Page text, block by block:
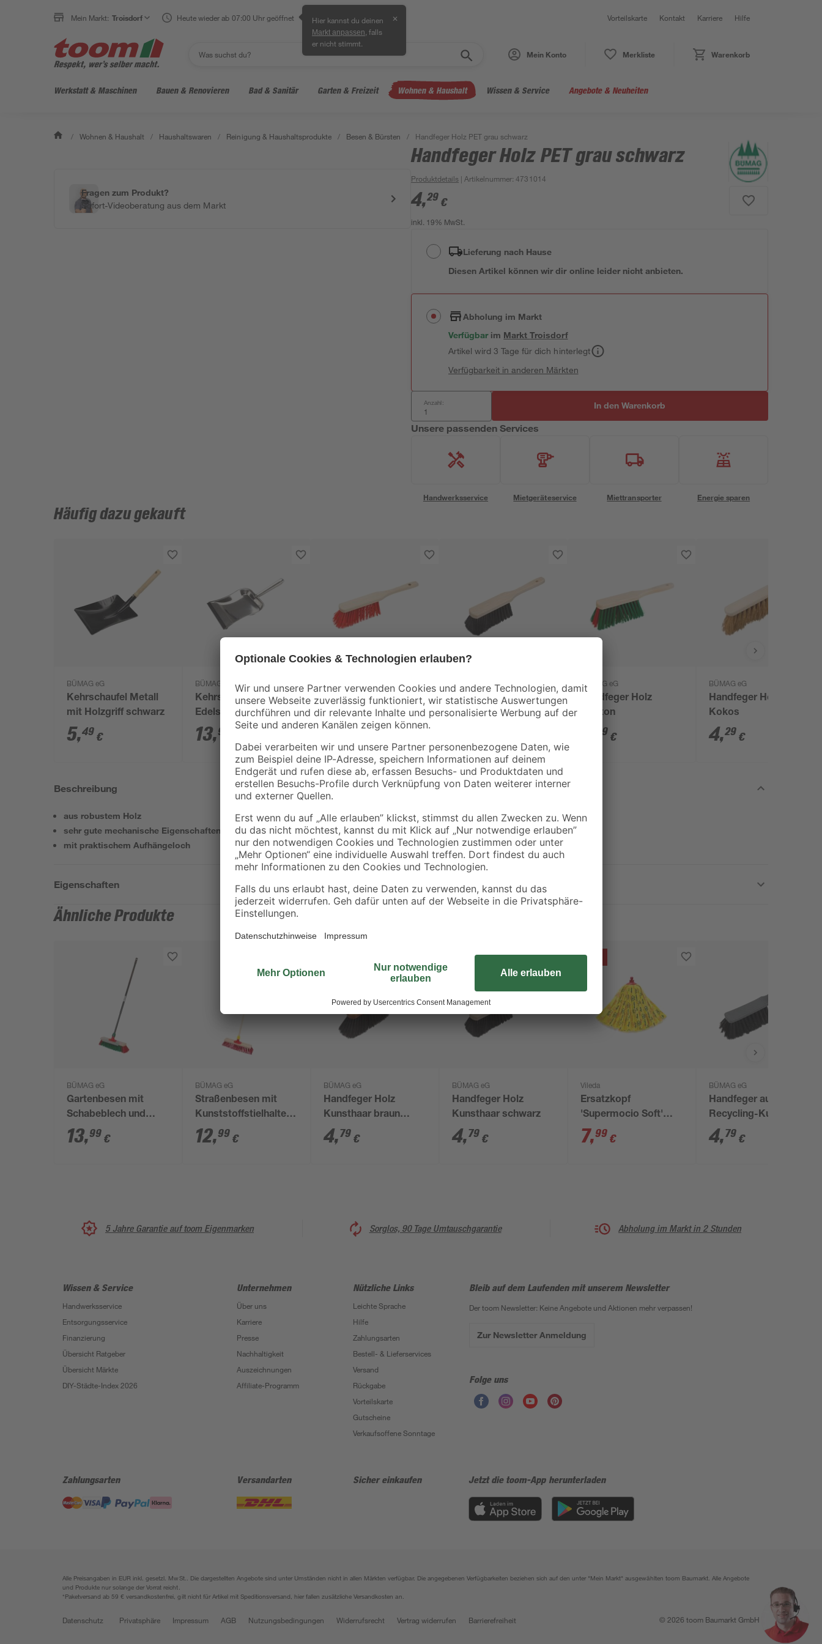
Mein Markt: Troisdorf Heute wieder ab 07:00 Uhr geöffnet Hier kannst du deinen
Markt anpassen , falls
er nicht stimmt.
✕ Vorteilskarte Kontakt Karriere Hilfe
Mein Konto Merkliste Warenkorb
Werkstatt & Maschinen Bauen & Renovieren Bad & Sanitär Garten & Freizeit Wohnen & Haushalt Wissen & Service Angebote & Neuheiten
/ Wohnen & Haushalt / Haushaltswaren / Reinigung & Haushaltsprodukte / Besen & Bürsten / Handfeger Holz PET grau schwarz
Fragen zum Produkt?
Sofort-Videoberatung aus dem Markt
Handfeger Holz PET grau schwarz
Produktdetails | Artikelnummer:4731014
4,29 €
inkl. 19% MwSt.
Lieferung nach Hause
Diesen Artikel können wir dir online leider nicht anbieten.
Abholung im Markt
Verfügbar im MarktTroisdorf
Artikel wird 3 Tage für dich hinterlegt
Verfügbarkeit in anderen Märkten
Anzahl: In den Warenkorb
Unsere passenden Services
Handwerksservice Mietgeräteservice Miettransporter Energie sparen
Häufig dazu gekauft
BÜMAG eG
Kehrschaufel Metall
mit Holzgriff schwarz
5,49 €
BÜMAG eG
Kehrschaufel
Edelstahl
13,99
BÜMAG eG
Handfeger Holz
Elaston rot
4,79
BÜMAG eG
Handfeger Holz
Kunsthaar schwarz
BÜMAG eG
Handfeger Holz
Elaston
99 €
BÜMAG eG
Handfeger Holz
Kokos
4,29 €
Beschreibung
aus robustem Holz
sehr gute mechanische Eigenschaften
mit praktischem Aufhängeloch
Eigenschaften
Ähnliche Produkte
BÜMAG eG
Gartenbesen mit
Schabeblech und
Teleskopstiel Elaston
40 cm grün rot
13,99 €
BÜMAG eG
Straßenbesen mit
Kunststoffstielhalter
und Holzstiel Elaston
40 cm rot
12,99 €
BÜMAG eG
Handfeger Holz
Kunsthaar braun
schwarz
4,79 €
BÜMAG eG
Handfeger Holz
Kunsthaar schwarz
4,79 €
Aktion
Vileda
Ersatzkopf
'Supermocio Soft'
Microfaser
7,99 €
BÜMAG eG
Handfeger aus
Recycling-Kunststoff
grau
4,79 €
5 Jahre Garantie auf toom Eigenmarken Sorglos, 90 Tage Umtauschgarantie Abholung im Markt in 2 Stunden
Wissen & Service
Handwerksservice
Entsorgungsservice
Finanzierung
Übersicht Ratgeber
Übersicht Märkte
DIY-Städte-Index 2026
Unternehmen
Über uns
Karriere
Presse
Nachhaltigkeit
Auszeichnungen
Affiliate-Programm
Nützliche Links
Leichte Sprache
Hilfe
Zahlungsarten
Bestell- & Lieferservices
Versand
Rückgabe
Vorteilskarte
Gutscheine
Verkaufsoffene Sonntage
Bleib auf dem Laufenden mit unserem Newsletter
Der toom Newsletter: Keine Angebote und Aktionen mehr verpassen!
Zur Newsletter Anmeldung
Folge uns
Zahlungsarten Versandarten Sicher einkaufen Jetzt die toom-App herunterladen
Alle Preisangaben in EUR inkl. gesetzl. MwSt.. Die dargestellten Angebote sind unter Umständen nicht in allen Märkten verfügbar. Die angegebenen Verfügbarkeiten beziehen sich auf den unter "Mein Markt" ausgewählten toom Baumarkt. Alle Angebote
und Produkte nur solange der Vorrat reicht.
*Paketversand ab 59 € versandkostenfrei, gilt nicht für Artikel mit Speditionsversand, hier fallen zusätzliche Versandkosten an.
Datenschutz Privatsphäre Impressum AGB Nutzungsbedingungen Widerrufsrecht Vertrag widerrufen Barrierefreiheit © 2026 toom Baumarkt GmbH